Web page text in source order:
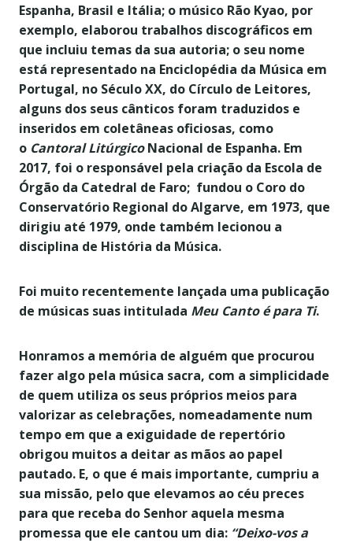
Espanha, Brasil e Itália; o músico Rão Kyao, por
exemplo, elaborou trabalhos discográficos em
que incluiu temas da sua autoria; o seu nome
está representado na Enciclopédia da Música em
Portugal, no Século XX, do Círculo de Leitores,
alguns dos seus cânticos foram traduzidos e
inseridos em coletâneas oficiosas, como
o Cantoral LitúrgicoNacional de Espanha. Em
2017, foi o responsável pela criação da Escola de
Órgão da Catedral de Faro; fundou o Coro do
Conservatório Regional do Algarve, em 1973, que
dirigiu até 1979, onde também lecionou a
disciplina de História da Música.
Foi muito recentemente lançada uma publicação
de músicas suas intitulada Meu Canto é para Ti.
Honramos a memória de alguém que procurou
fazer algo pela música sacra, com a simplicidade
de quem utiliza os seus próprios meios para
valorizar as celebrações, nomeadamente num
tempo em que a exiguidade de repertório
obrigou muitos a deitar as mãos ao papel
pautado. E, o que é mais importante, cumpriu a
sua missão, pelo que elevamos ao céu preces
para que receba do Senhor aquela mesma
promessa que ele cantou um dia: “Deixo-vos a